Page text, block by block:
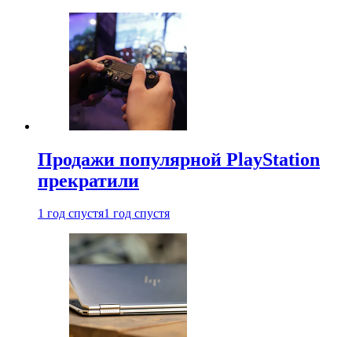
Продажи популярной PlayStation
прекратили
1 год спустя1 год спустя